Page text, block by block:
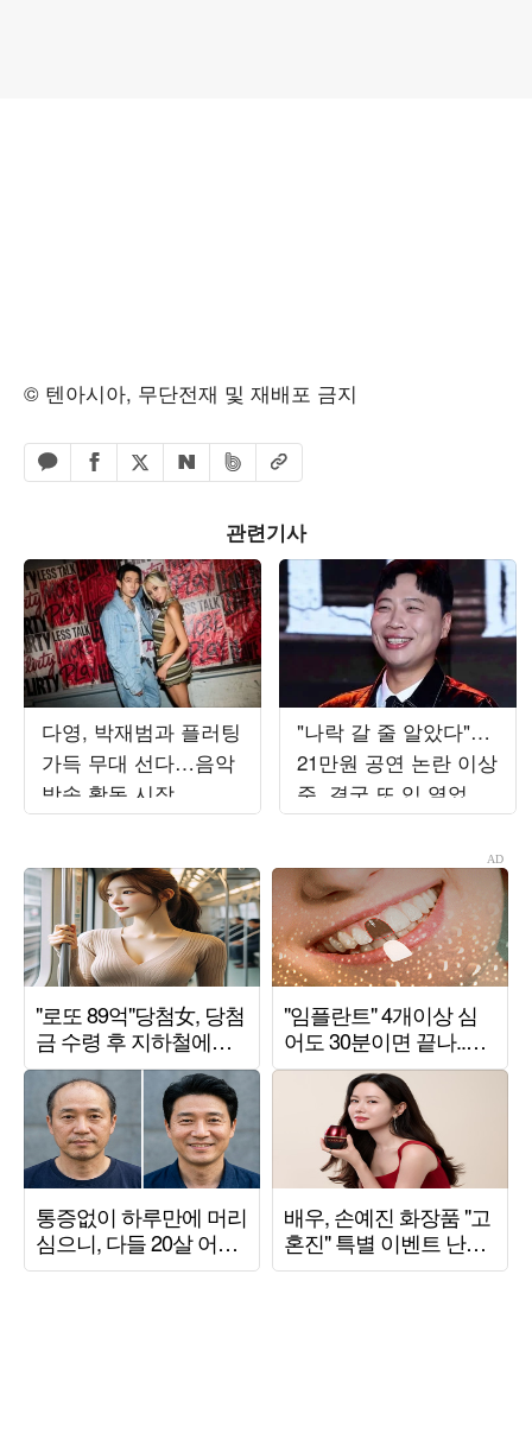
© 텐아시아, 무단전재 및 재배포 금지
카카오톡 공유하기
페이스북 공유하기
엑스 공유하기
네이버 공유하기
밴드 공유하기
URL복사
관련기사
다영, 박재범과 플러팅
가득 무대 선다…음악
방송 활동 시작
"나락 갈 줄 알았다"…
21만원 공연 논란 이상
준, 결국 또 입 열었다
[종합]